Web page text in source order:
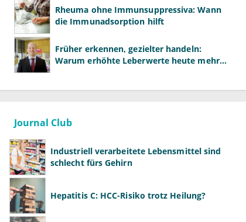
Rheuma ohne Immunsuppressiva: Wann
die Immunadsorption hilft
Früher erkennen, gezielter handeln:
Warum erhöhte Leberwerte heute mehr
Journal Club
Industriell verarbeitete Lebensmittel sind
schlecht fürs Gehirn
Hepatitis C: HCC-Risiko trotz Heilung?